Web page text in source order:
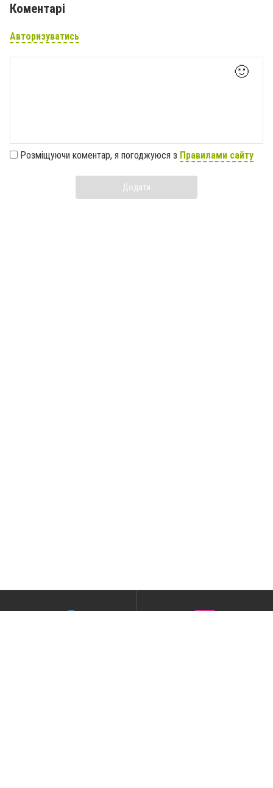
Коментарі
Авторизуватись
🙂
Розміщуючи коментар, я погоджуюся з Правилами сайту
Додати